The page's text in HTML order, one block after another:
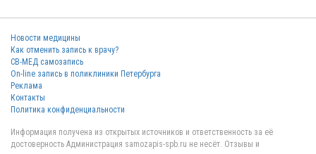
Новости медицины
Как отменить запись к врачу?
СВ-МЕД самозапись
On-line запись в поликлиники Петербурга
Реклама
Контакты
Политика конфиденциальности
Информация получена из открытых источников и ответственность за её
достоверность Администрация samozapis-spb.ru не несёт. Отзывы и